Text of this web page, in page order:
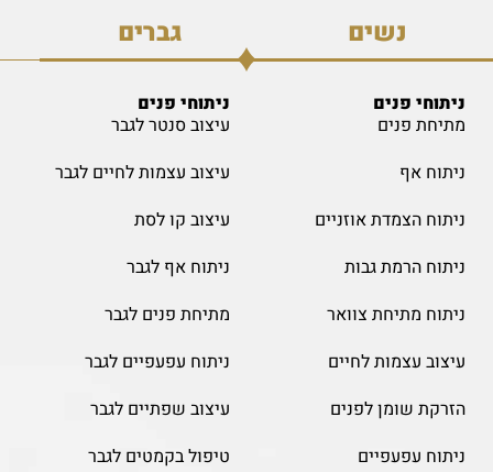
גברים נשים
ניתוחי פנים
מתיחת פנים
ניתוח אף
ניתוח הצמדת אוזניים
ניתוח הרמת גבות
ניתוח מתיחת צוואר
עיצוב עצמות לחיים
הזרקת שומן לפנים
ניתוח עפעפיים
ניתוחי פנים
עיצוב סנטר לגבר
עיצוב עצמות לחיים לגבר
עיצוב קו לסת
ניתוח אף לגבר
מתיחת פנים לגבר
ניתוח עפעפיים לגבר
עיצוב שפתיים לגבר
טיפול בקמטים לגבר